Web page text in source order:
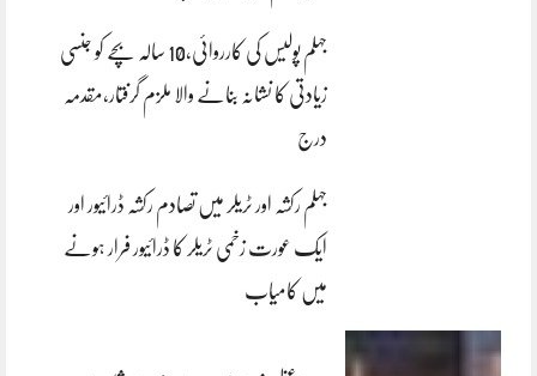
جہلم پولیس کی کارروائی،10 سالہ بچے کو جنسی
زیادتی کا نشانہ بنانے والا ملزم گرفتار،مقدمہ
درج
جہلم رکشہ اور ٹریلر میں تصادم رکشہ ڈرائیور اور
ایک عورت زخمی ٹریلر کا ڈرائیور فرار ہونے
میں کامیاب